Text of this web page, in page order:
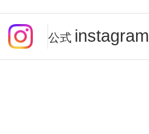
公式 instagram